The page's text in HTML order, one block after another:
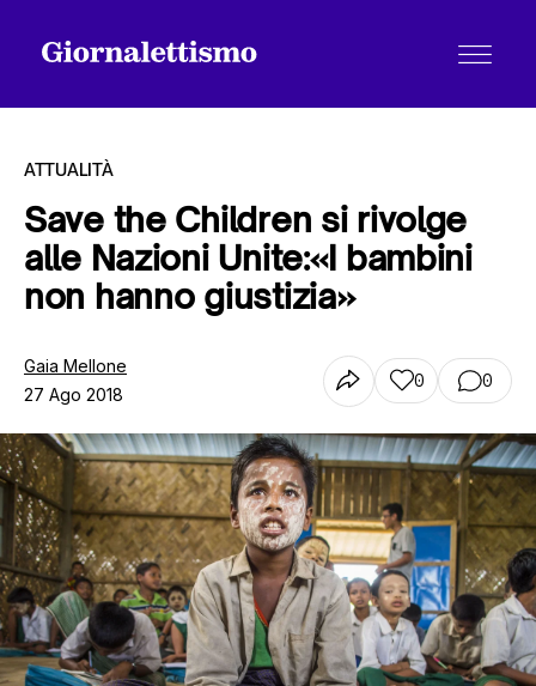
Tutti gli articoli
Chi siamo
Contatti
ATTUALITÀ
Save the Children si rivolge
alle Nazioni Unite:«I bambini
non hanno giustizia»
Gaia Mellone
27 Ago 2018
0 0